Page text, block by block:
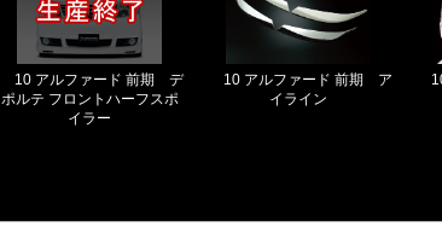
10 アルファード 前期 デ
ポルテ フロントハーフスポ
イラー
10 アルファード 前期 ア
イライン